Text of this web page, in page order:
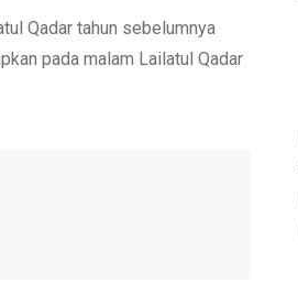
Qadar tahun sebelumnya
pada malam Lailatul Qadar